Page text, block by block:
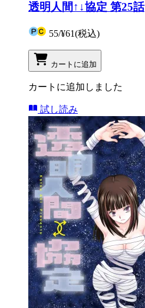
透明人間↑↓協定 第25話
55/¥61(税込)
カートに追加
カートに追加しました
試し読み